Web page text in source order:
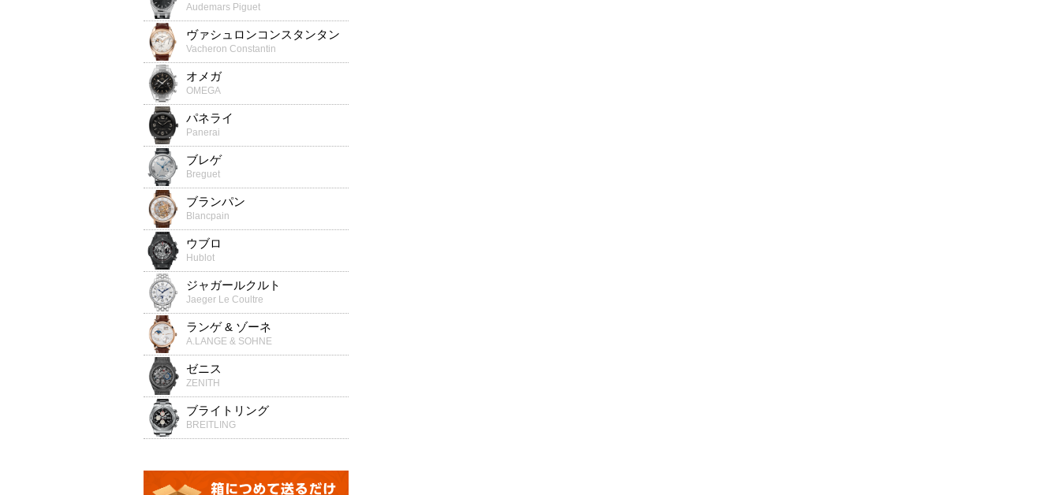
Audemars Piguet
ヴァシュロンコンスタンタン
Vacheron Constantin
オメガ
OMEGA
パネライ
Panerai
ブレゲ
Breguet
ブランパン
Blancpain
ウブロ
Hublot
ジャガールクルト
Jaeger Le Coultre
ランゲ & ゾーネ
A.LANGE & SOHNE
ゼニス
ZENITH
ブライトリング
BREITLING